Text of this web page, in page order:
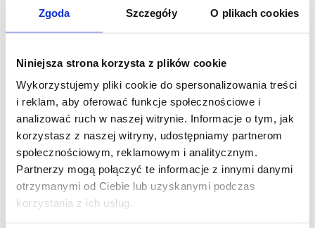
Zgoda Szczegóły O plikach cookies
Niniejsza strona korzysta z plików cookie
Wykorzystujemy pliki cookie do spersonalizowania treści
i reklam, aby oferować funkcje społecznościowe i
analizować ruch w naszej witrynie. Informacje o tym, jak
korzystasz z naszej witryny, udostępniamy partnerom
społecznościowym, reklamowym i analitycznym.
Partnerzy mogą połączyć te informacje z innymi danymi
otrzymanymi od Ciebie lub uzyskanymi podczas
korzystania z ich usług.
Przeprawa promem i podróż pociągiem
– wszystko co musisz wiedzieć!